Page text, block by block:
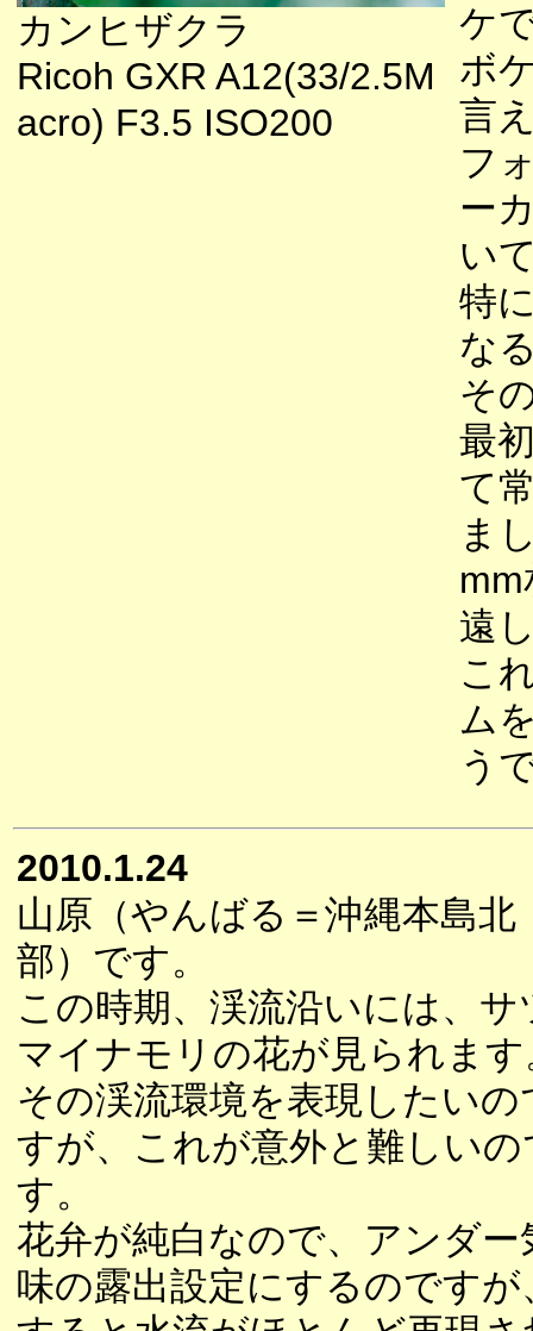
カンヒザクラ
Ricoh GXR A12(33/2.5M
acro) F3.5 ISO200
ケ
ボ
言
フ
ー
い
特
な
そ
最
て
ま
遠
こ
ム
う
2010.1.24
山原（やんばる＝沖縄本島北
部）です。
この時期、渓流沿いには、サ
マイナモリの花が見られます
その渓流環境を表現したいの
すが、これが意外と難しいの
す。
花弁が純白なので、アンダー
味の露出設定にするのですが